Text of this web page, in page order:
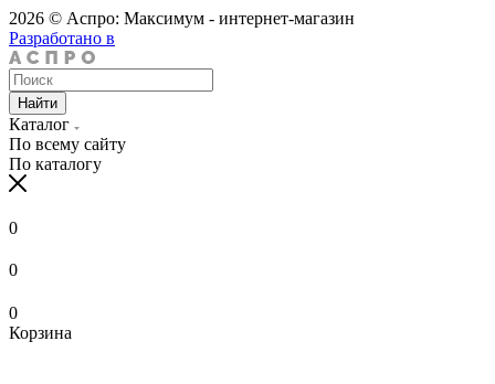
2026 © Аспро: Максимум - интернет-магазин
Разработано в
Найти
Каталог
По всему сайту
По каталогу
0
0
0
Корзина